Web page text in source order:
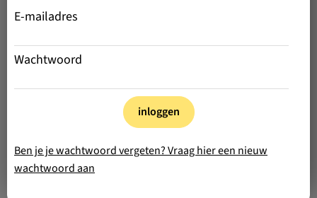
E-mailadres
Wachtwoord
inloggen
Ben je je wachtwoord vergeten? Vraag hier een nieuw
wachtwoord aan